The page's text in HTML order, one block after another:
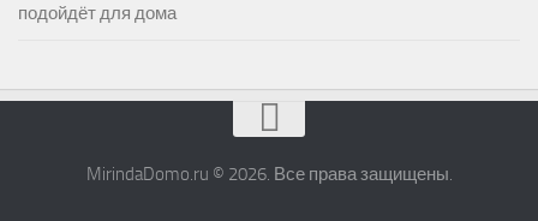
подойдёт для дома
MirindaDomo.ru © 2026. Все права защищены.